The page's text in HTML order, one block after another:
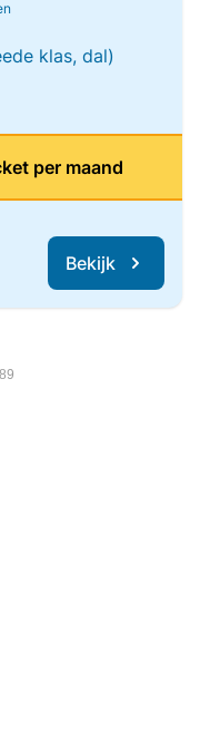
klas, dal)
per maand
Bekijk